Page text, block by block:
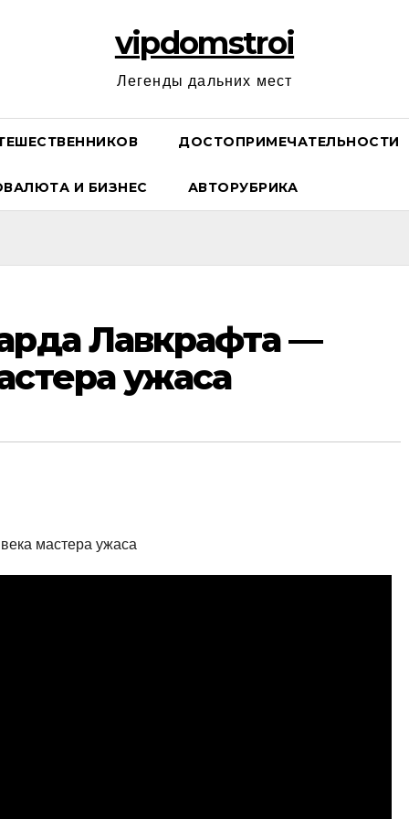
vipdomstroi
Легенды дальних мест
ДОСТОПРИМЕЧАТЕЛЬНОСТИ
И БИЗНЕС АВТОРУБРИКА
Лавкрафта —
ужаса